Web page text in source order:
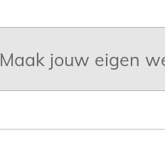
Maak jouw eigen